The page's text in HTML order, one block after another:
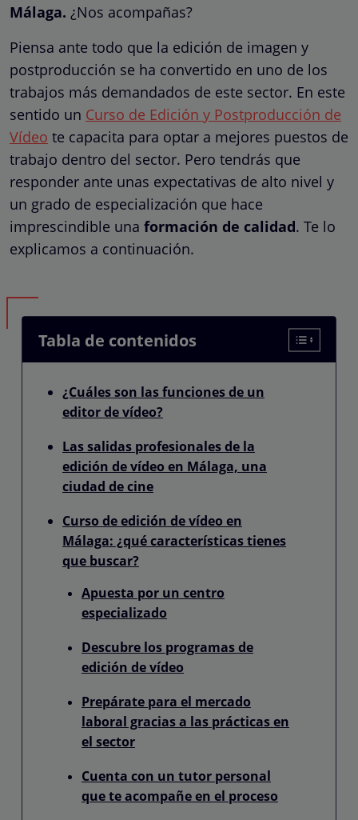
Málaga. ¿Nos acompañas?
Piensa ante todo que la edición de imagen y
postproducción se ha convertido en uno de los
trabajos más demandados de este sector. En este
sentido un Curso de Edición y Postproducción de
Vídeo te capacita para optar a mejores puestos de
trabajo dentro del sector. Pero tendrás que
responder ante unas expectativas de alto nivel y
un grado de especialización que hace
imprescindible una formación de calidad. Te lo
explicamos a continuación.
Tabla de contenidos
¿Cuáles son las funciones de un
editor de vídeo?
Las salidas profesionales de la
edición de vídeo en Málaga, una
ciudad de cine
Curso de edición de vídeo en
Málaga: ¿qué características tienes
que buscar?
Apuesta por un centro
especializado
Descubre los programas de
edición de vídeo
Prepárate para el mercado
laboral gracias a las prácticas en
el sector
Cuenta con un tutor personal
que te acompañe en el proceso